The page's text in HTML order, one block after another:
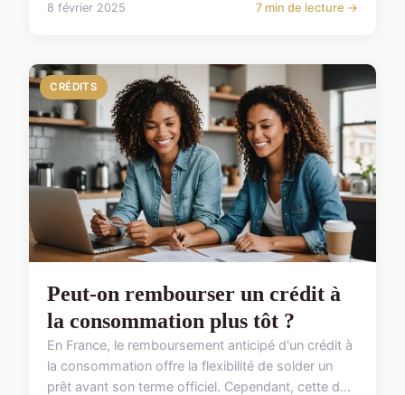
8 février 2025 7 min de lecture →
CRÉDITS
Peut-on rembourser un crédit à
la consommation plus tôt ?
En France, le remboursement anticipé d'un crédit à
la consommation offre la flexibilité de solder un
prêt avant son terme officiel. Cependant, cette d...